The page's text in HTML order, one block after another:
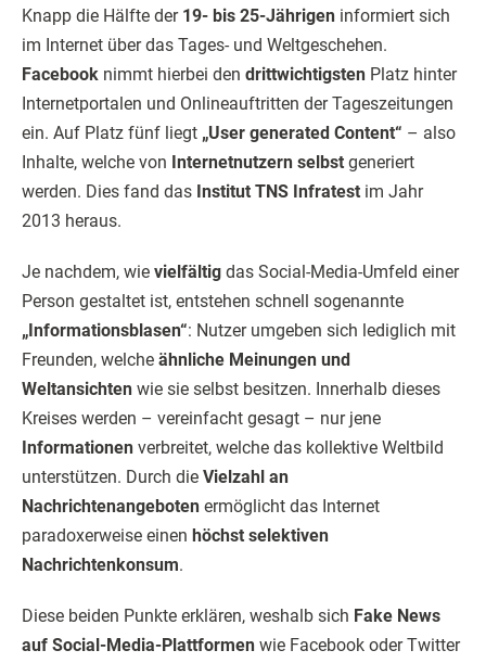
Knapp die Hälfte der 19- bis 25-Jährigen informiert sich
im Internet über das Tages- und Weltgeschehen.
Facebook nimmt hierbei den drittwichtigsten Platz hinter
Internetportalen und Onlineauftritten der Tageszeitungen
ein. Auf Platz fünf liegt „User generated Content“ – also
Inhalte, welche von Internetnutzern selbst generiert
werden. Dies fand das Institut TNS Infratest im Jahr
2013 heraus.
Je nachdem, wie vielfältig das Social-Media-Umfeld einer
Person gestaltet ist, entstehen schnell sogenannte
„Informationsblasen“: Nutzer umgeben sich lediglich mit
Freunden, welche ähnliche Meinungen und
Weltansichten wie sie selbst besitzen. Innerhalb dieses
Kreises werden – vereinfacht gesagt – nur jene
Informationen verbreitet, welche das kollektive Weltbild
unterstützen. Durch die Vielzahl an
Nachrichtenangeboten ermöglicht das Internet
paradoxerweise einen höchst selektiven
Nachrichtenkonsum.
Diese beiden Punkte erklären, weshalb sich Fake News
auf Social-Media-Plattformen wie Facebook oder Twitter